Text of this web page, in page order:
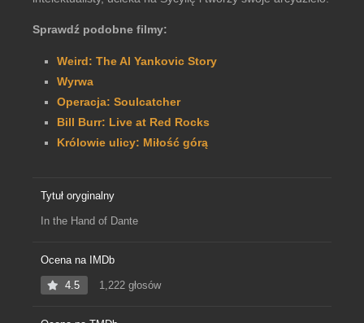
Sprawdź podobne filmy:
Weird: The Al Yankovic Story
Wyrwa
Operacja: Soulcatcher
Bill Burr: Live at Red Rocks
Królowie ulicy: Miłość górą
Tytuł oryginalny
In the Hand of Dante
Ocena na IMDb
4.5 1,222 głosów